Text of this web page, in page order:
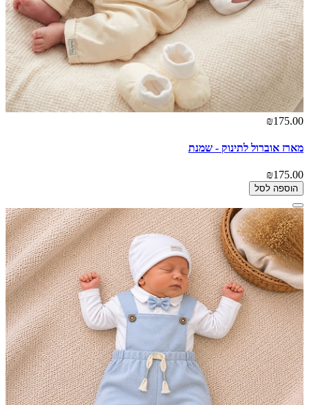
₪175.00
מארז אוברול לתינוק - שמנת
₪175.00
הוספה לסל